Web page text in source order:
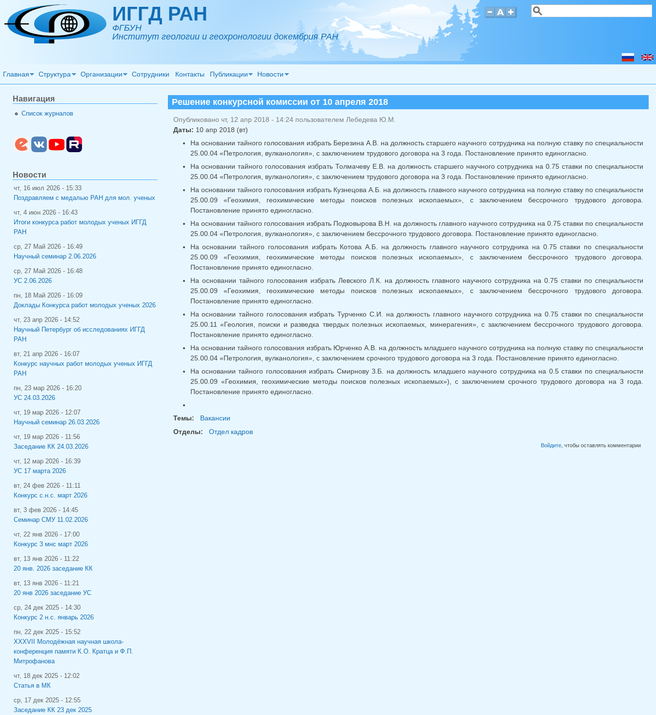
Перейти к основному содержанию ИГГД РАН
ФГБУН
Институт геологии и геохронологии докембрия РАН
Форма поиска
Поиск
Главная Структура Организации Сотрудники Контакты Публикации Новости
Решение конкурсной комиссии от 10 апреля 2018
Опубликовано чт, 12 апр 2018 - 14:24 пользователем Лебедева Ю.М.
Даты: 10 апр 2018 (вт)
На основании тайного голосования избрать Березина А.В. на должность старшего научного сотрудника на полную ставку по специальности
25.00.04 «Петрология, вулканология», с заключением трудового договора на 3 года. Постановление принято единогласно.
На основании тайного голосования избрать Толмачеву Е.В. на должность старшего научного сотрудника на 0.75 ставки по специальности
25.00.04 «Петрология, вулканология», с заключением трудового договора на 3 года. Постановление принято единогласно.
На основании тайного голосования избрать Кузнецова А.Б. на должность главного научного сотрудника на полную ставку по специальности
25.00.09 «Геохимия, геохимические методы поисков полезных ископаемых», с заключением бессрочного трудового договора.
Постановление принято единогласно.
На основании тайного голосования избрать Подковырова В.Н. на должность главного научного сотрудника на 0.75 ставки по специальности
25.00.04 «Петрология, вулканология», с заключением бессрочного трудового договора. Постановление принято единогласно.
На основании тайного голосования избрать Котова А.Б. на должность главного научного сотрудника на 0.75 ставки по специальности
25.00.09 «Геохимия, геохимические методы поисков полезных ископаемых», с заключением бессрочного трудового договора.
Постановление принято единогласно.
На основании тайного голосования избрать Левского Л.К. на должность главного научного сотрудника на 0.75 ставки по специальности
25.00.09 «Геохимия, геохимические методы поисков полезных ископаемых», с заключением бессрочного трудового договора.
Постановление принято единогласно.
На основании тайного голосования избрать Турченко С.И. на должность главного научного сотрудника на 0.75 ставки по специальности
25.00.11 «Геология, поиски и разведка твердых полезных ископаемых, минерагения», с заключением бессрочного трудового договора.
Постановление принято единогласно.
На основании тайного голосования избрать Юрченко А.В. на должность младшего научного сотрудника на полную ставку по специальности
25.00.04 «Петрология, вулканология», с заключением срочного трудового договора на 3 года. Постановление принято единогласно.
На основании тайного голосования избрать Смирнову З.Б. на должность младшего научного сотрудника на 0.5 ставки по специальности
25.00.09 «Геохимия, геохимические методы поисков полезных ископаемых»), с заключением срочного трудового договора на 3 года.
Постановление принято единогласно.
Темы:
Вакансии
Отделы:
Отдел кадров
Войдите, чтобы оставлять комментарии
Навигация
Список журналов
Новости
чт, 16 июл 2026 - 15:33
Поздравляем с медалью РАН для мол. ученых
чт, 4 июн 2026 - 16:43
Итоги конкурса работ молодых ученых ИГГД
РАН
ср, 27 Май 2026 - 16:49
Научный семинар 2.06.2026
ср, 27 Май 2026 - 16:48
УС 2.06.2026
пн, 18 Май 2026 - 16:09
Доклады Конкурса работ молодых ученых 2026
чт, 23 апр 2026 - 14:52
Научный Петербург об исследованиях ИГГД
РАН
вт, 21 апр 2026 - 16:07
Конкурс научных работ молодых ученых ИГГД
РАН
пн, 23 мар 2026 - 16:20
УС 24.03.2026
чт, 19 мар 2026 - 12:07
Научный семинар 26.03.2026
чт, 19 мар 2026 - 11:56
Заседание КК 24.03.2026
чт, 12 мар 2026 - 16:39
УС 17 марта 2026
вт, 24 фев 2026 - 11:11
Конкурс с.н.с. март 2026
вт, 3 фев 2026 - 14:45
Семинар СМУ 11.02.2026
чт, 22 янв 2026 - 17:00
Конкурс 3 мнс март 2026
вт, 13 янв 2026 - 11:22
20 янв. 2026 заседание КК
вт, 13 янв 2026 - 11:21
20 янв 2026 заседание УС
ср, 24 дек 2025 - 14:30
Конкурс 2 н.с. январь 2026
пн, 22 дек 2025 - 15:52
XXXVII Молодёжная научная школа-
конференция памяти К.О. Кратца и Ф.П.
Митрофанова
чт, 18 дек 2025 - 12:02
Статья в МК
ср, 17 дек 2025 - 12:55
Заседание КК 23 дек 2025